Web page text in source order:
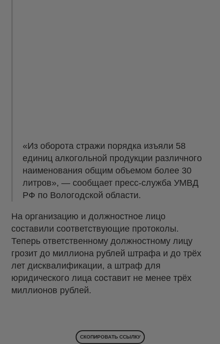
«Из оборота стражи порядка изъяли 58
единиц алкогольной продукции различного
наименования общим объемом более 30
литров», — сообщает пресс-служба УМВД
РФ по Вологодской области.
На организацию и должностное лицо
составили соответствующие протоколы.
Теперь ответственному должностному лицу
грозит до миллиона рублей штрафа и до трёх
лет дисквалификации, а штраф для
юридического лица составит не менее трёх
миллионов рублей.
СКОПИРОВАТЬ ССЫЛКУ